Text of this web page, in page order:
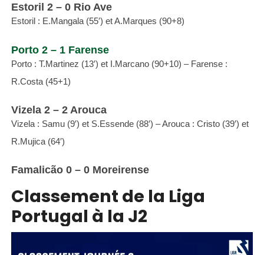
Estoril 2 – 0 Rio Ave
Estoril : E.Mangala (55′) et A.Marques (90+8)
Porto 2 – 1 Farense
Porto : T.Martinez (13′) et I.Marcano (90+10) – Farense :
R.Costa (45+1)
Vizela 2 – 2 Arouca
Vizela : Samu (9′) et S.Essende (88′) – Arouca : Cristo (39′) et
R.Mujica (64′)
Famalicão 0 – 0 Moreirense
Classement de la Liga
Portugal à la J2